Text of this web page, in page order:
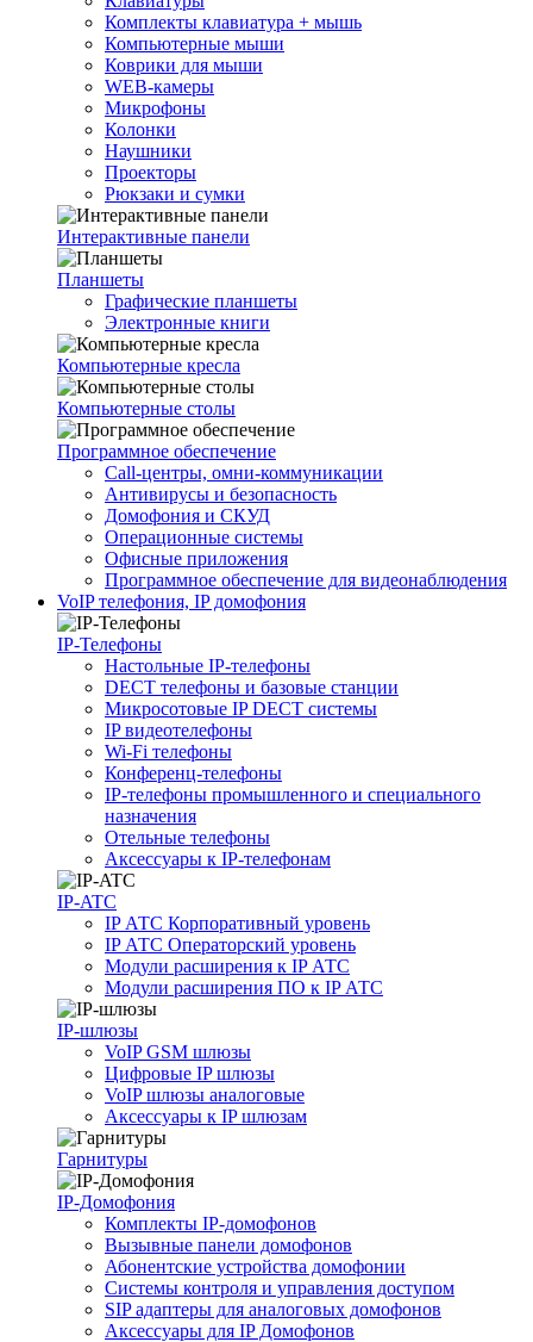
Комплекты клавиатура + мышь
Компьютерные мыши
Коврики для мыши
WEB-камеры
Микрофоны
Колонки
Наушники
Проекторы
Рюкзаки и сумки
Интерактивные панели
Планшеты
Графические планшеты
Электронные книги
Компьютерные кресла
Компьютерные столы
Программное обеспечение
Call-центры, омни-коммуникации
Антивирусы и безопасность
Домофония и СКУД
Операционные системы
Офисные приложения
Программное обеспечение для видеонаблюдения
VoIP телефония, IP домофония
IP-Телефоны
Настольные IP-телефоны
DECT телефоны и базовые станции
Микросотовые IP DECT системы
IP видеотелефоны
Wi-Fi телефоны
Конференц-телефоны
IP-телефоны промышленного и специального
назначения
Отельные телефоны
Аксессуары к IP-телефонам
IP-ATC
IP АТС Корпоративный уровень
IP АТС Операторский уровень
Модули расширения к IP АТС
Модули расширения ПО к IP АТС
IP-шлюзы
VoIP GSM шлюзы
Цифровые IP шлюзы
VoIP шлюзы аналоговые
Аксессуары к IP шлюзам
Гарнитуры
IP-Домофония
Комплекты IP-домофонов
Вызывные панели домофонов
Абонентские устройства домофонии
Системы контроля и управления доступом
SIP адаптеры для аналоговых домофонов
Аксессуары для IP Домофонов